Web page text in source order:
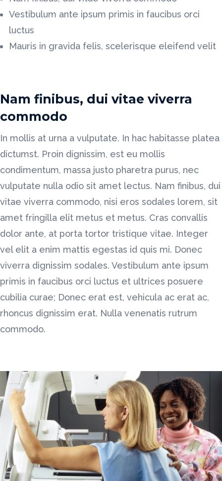
Vestibulum ante ipsum primis in faucibus orci
luctus
Mauris in gravida felis, scelerisque eleifend velit
Nam finibus, dui vitae viverra
commodo
In mollis at urna a vulputate. In hac habitasse platea
dictumst. Proin dignissim, est eu mollis
condimentum, massa justo pharetra purus, nec
vulputate nulla odio sit amet lectus. Nam finibus, dui
vitae viverra commodo, nisi eros sodales lorem, sit
amet fringilla elit metus et metus. Cras convallis
dolor ante, at porta tortor tristique vitae. Integer
vel elit a enim mattis egestas id quis mi. Donec
viverra dignissim sodales. Vestibulum ante ipsum
primis in faucibus orci luctus et ultrices posuere
cubilia curae; Donec erat est, vehicula ac erat ac,
rhoncus dignissim erat. Nulla venenatis rutrum
commodo.